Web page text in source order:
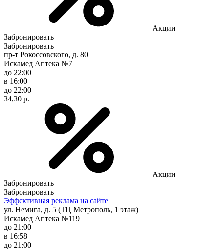
Акции
Забронировать
Забронировать
пр-т Рокоссовского, д. 80
Искамед Аптека №7
до 22:00
в 16:00
до 22:00
34,30 р.
Акции
Забронировать
Забронировать
Эффективная реклама на сайте
ул. Немига, д. 5 (ТЦ Метрополь, 1 этаж)
Искамед Аптека №119
до 21:00
в 16:58
до 21:00